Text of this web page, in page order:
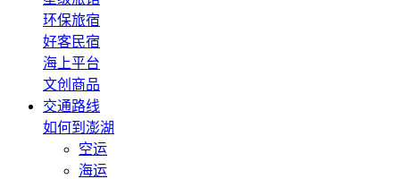
环保旅宿
好客民宿
海上平台
文创商品
交通路线
如何到澎湖
空运
海运